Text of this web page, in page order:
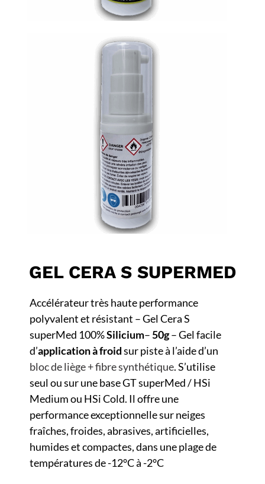
GEL CERA S SUPERMED
Accélérateur très haute performance
polyvalent et résistant – Gel Cera S
superMed 100%Silicium–50g– Gel facile
d’application à froidsur piste à l’aide d’un
bloc de liège + fibre synthétique. S’utilise
seul ou sur une base GT superMed / HSi
Medium ou HSi Cold. Il offre une
performance exceptionnelle sur neiges
fraîches, froides, abrasives, artificielles,
humides et compactes, dans une plage de
températures de -12°C à -2°C